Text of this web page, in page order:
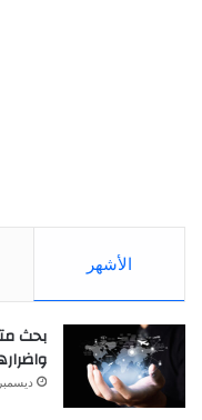
الأشهر
بحث
ديسمبر 8, 2015